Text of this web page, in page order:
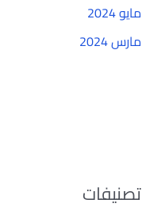
مايو 2024
مارس 2024
تصنيفات